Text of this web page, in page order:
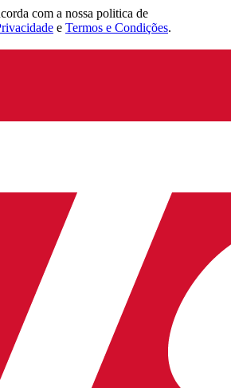
com a nossa politica de
e Termos e Condições.